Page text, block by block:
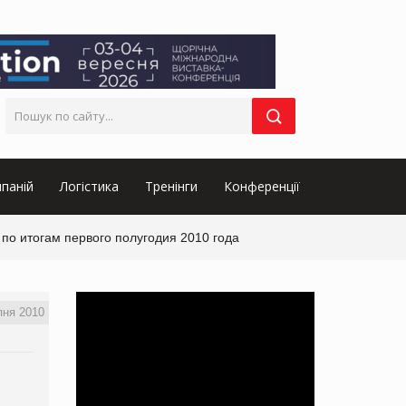
Логістика Тренінги Конференції
итогам первого полугодия 2010 года
2010